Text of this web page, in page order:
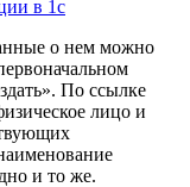
о нем можно
По ссылке
лицо и
и то же.